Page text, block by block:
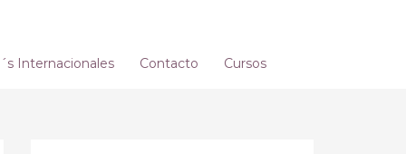
Internacionales Contacto Cursos